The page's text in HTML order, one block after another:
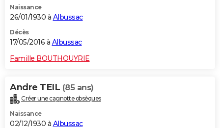
Naissance
26/01/1930 à Albussac
Décès
17/05/2016 à Albussac
Famille BOUTHOUYRIE
Andre TEIL (85 ans)
Créer une cagnotte obsèques
Naissance
02/12/1930 à Albussac